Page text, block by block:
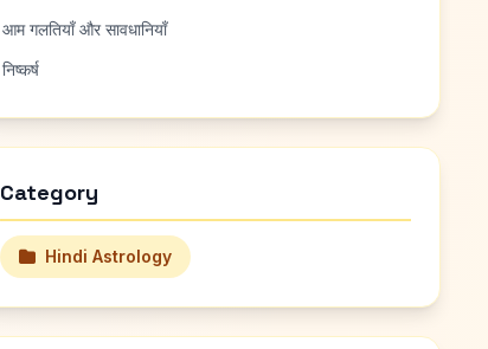
आम गलतियाँ और सावधानियाँ
निष्कर्ष
Category
Hindi Astrology